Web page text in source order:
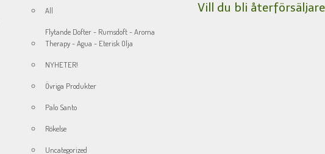
All
Flytande Dofter - Rumsdoft - Aroma
Therapy - Agua - Eterisk Olja
NYHETER!
Övriga Produkter
Palo Santo
Rökelse
Uncategorized
Vill du bli